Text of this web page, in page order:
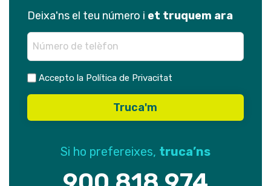
Deixa'ns el teu número i et truquem ara
Telefono
(Required)
Aceptacion
Accepto la Política de Privacitat
Si ho prefereixes, truca’ns